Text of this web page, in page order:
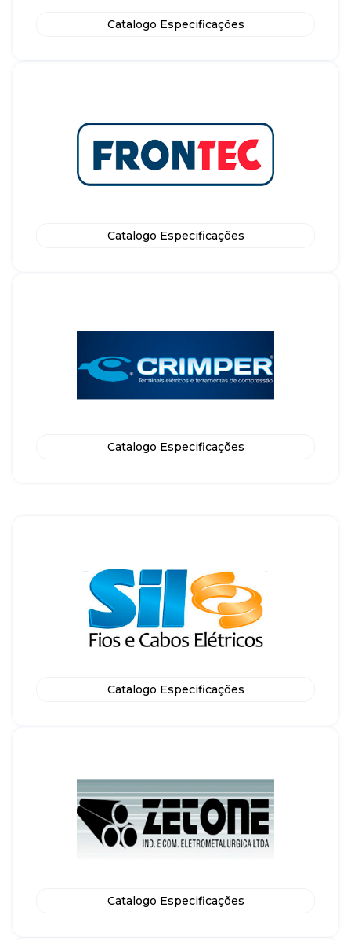
Catalogo Especificações
Catalogo Especificações
Catalogo Especificações
Catalogo Especificações
Catalogo Especificações